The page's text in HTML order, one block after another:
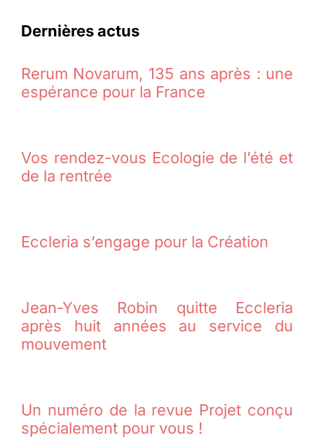
Dernières actus
Rerum Novarum, 135 ans après : une
espérance pour la France
Vos rendez-vous Ecologie de l’été et
de la rentrée
Eccleria s’engage pour la Création
Jean-Yves Robin quitte Eccleria
après huit années au service du
mouvement
Un numéro de la revue Projet conçu
spécialement pour vous !